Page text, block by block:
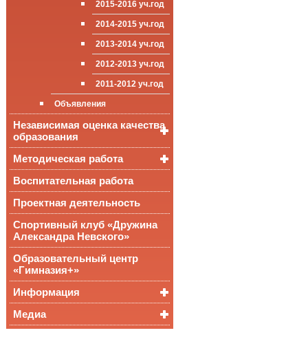
ООП СОО
школа»
приёма (перевода)
поддержки обучающихся
Международное
сотрудничество
Организация питания в
образовательной
организации
Достижения
2015-2016 уч.год
2014-2015 уч.год
2013-2014 уч.год
2012-2013 уч.год
2011-2012 уч.год
Объявления
Независимая оценка качества
образования
Независимая оценка
качества подготовки
обучающихся
Всероссийские
проверочные
работы
Всероссийская
олимпиада
мониторинг системы
образования
Методическая работа
Уроки, мероприятия
Публикации
Материалы
педагогического форума
Воспитательная работа
Проектная деятельность
Спортивный клуб «Дружина
Александра Невского»
Образовательный центр
«Гимназия+»
Информация
Медиа